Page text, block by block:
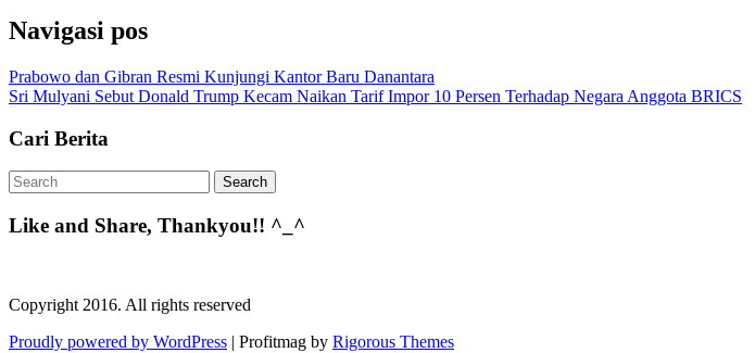
Navigasi pos
Prabowo dan Gibran Resmi Kunjungi Kantor Baru Danantara
Sri Mulyani Sebut Donald Trump Kecam Naikan Tarif Impor 10 Persen Terhadap Negara Anggota BRICS
Cari Berita
Like and Share, Thankyou!! ^_^
Copyright 2016. All rights reserved
Proudly powered by WordPress | Profitmag by Rigorous Themes